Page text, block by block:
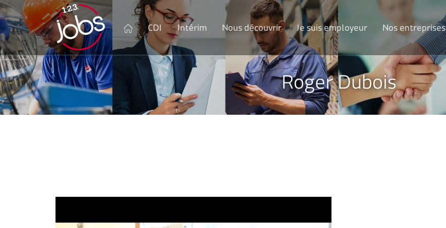
CDI Intérim Nous découvrir Je suis employeur Nos entreprises
Roger Dubois